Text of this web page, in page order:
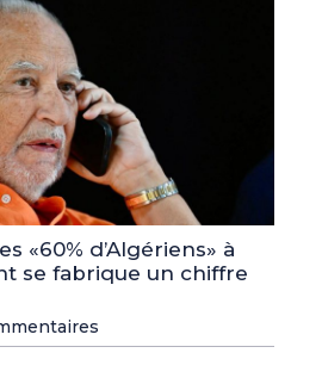
«60% d’Algériens» à
se fabrique un chiffre